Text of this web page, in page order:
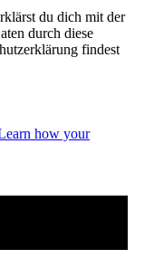
du dich mit der
durch diese
findest
how your